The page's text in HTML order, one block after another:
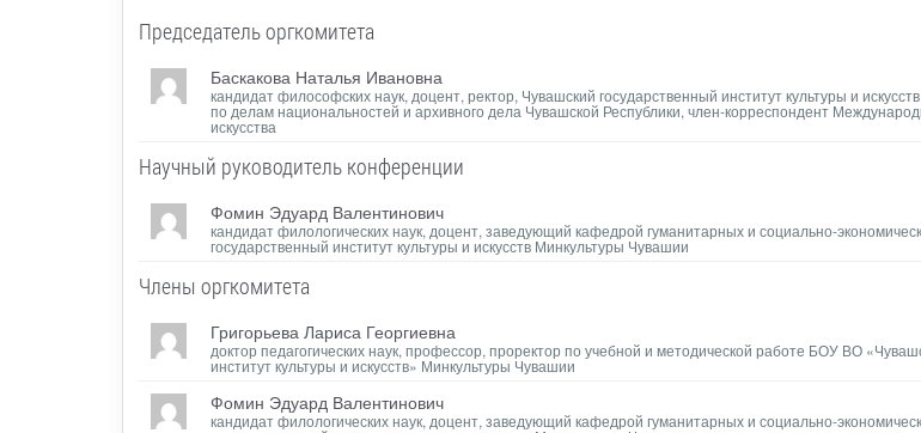
Председатель оргкомитета
Баскакова Наталья Ивановна
кандидат философских наук, доцент, ректор, Чувашский государственный институт культуры и
по делам национальностей и архивного дела Чувашской Республики, член-корреспондент
искусства
Научный руководитель конференции
Фомин Эдуард Валентинович
кандидат филологических наук, доцент, заведующий кафедрой гуманитарных и социально-
государственный институт культуры и искусств Минкультуры Чувашии
Члены оргкомитета
Григорьева Лариса Георгиевна
доктор педагогических наук, профессор, проректор по учебной и методической работе БОУ ВО
институт культуры и искусств» Минкультуры Чувашии
Фомин Эдуард Валентинович
кандидат филологических наук, доцент, заведующий кафедрой гуманитарных и социально-